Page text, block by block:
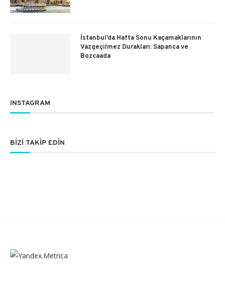
İstanbul’da Hafta Sonu Kaçamaklarının
Vazgeçilmez Durakları: Sapanca ve
Bozcaada
INSTAGRAM
BIZI TAKIP EDIN